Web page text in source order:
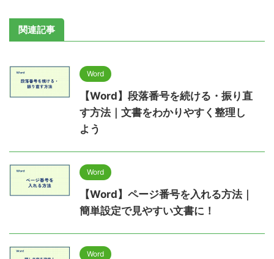
関連記事
Word
【Word】段落番号を続ける・振り直
す方法｜文書をわかりやすく整理し
よう
Word
【Word】ページ番号を入れる方法｜
簡単設定で見やすい文書に！
Word